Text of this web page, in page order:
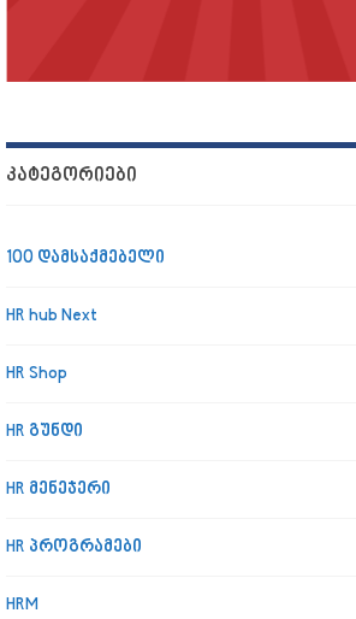
ᲙᲐᲢᲔᲒᲝᲠᲘᲔᲑᲘ
100 დამსაქმებელი
HR hub Next
HR Shop
HR გუნდი
HR მენეჯერი
HR პროგრამები
HRM